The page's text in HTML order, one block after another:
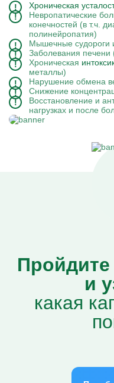
Хроническая
Невропатические
конечностей (в т.ч.
полинейропатия)
Мышечные судороги
Заболевания печени
Хроническая
металлы)
Нарушение обмена
Снижение
Восстановление и
нагрузках и после
Пройдите
и
какая